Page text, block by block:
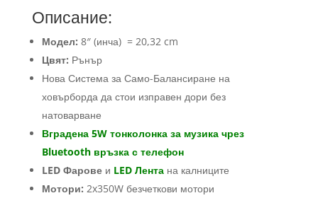
Описание:
Модел: 8″ (инча) = 20,32 cm
Цвят: Рънър
Нова Система за Само-Балансиране на
ховърборда да стои изправен дори без
натоварване
Вградена 5W тонколонка за музика чрез
Bluetooth връзка с телефон
LED Фаровеи LED Лентана калниците
Мотори: 2x350W безчеткови мотори